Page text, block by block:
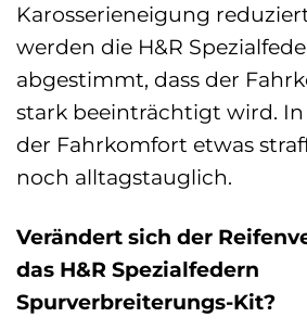
Karosserieneigung
werden die H&R
abgestimmt, dass der
stark beeinträchtigt wird. In
der Fahrkomfort etwas
noch alltagstauglich.
Verändert sich der
das H&R Spezialfedern
Spurverbreiterungs-Kit?